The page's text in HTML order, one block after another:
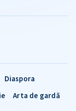
Diaspora
Arta de gardă